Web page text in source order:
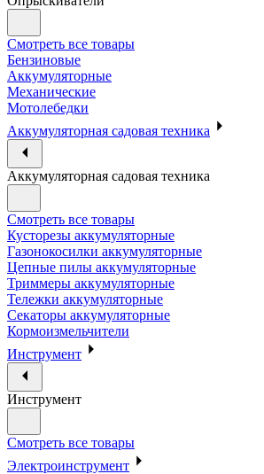
Смотреть все товары
Бензиновые
Аккумуляторные
Механические
Мотолебедки
Аккумуляторная садовая техника
Аккумуляторная садовая техника
Смотреть все товары
Кусторезы аккумуляторные
Газонокосилки аккумуляторные
Цепные пилы аккумуляторные
Триммеры аккумуляторные
Тележки аккумуляторные
Секаторы аккумуляторные
Кормоизмельчители
Инструмент
Инструмент
Смотреть все товары
Электроинструмент